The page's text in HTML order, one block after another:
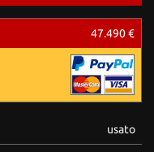
47.490 €
usato